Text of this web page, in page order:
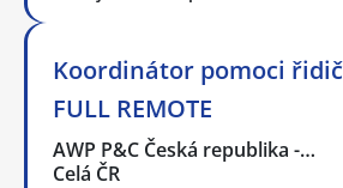
Koordinátor pomoci
FULL REMOTE
AWP P&C Česká republika -…
Celá ČR